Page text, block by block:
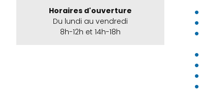
Horaires d'ouverture
Du lundi au vendredi
8h-12h et 14h-18h